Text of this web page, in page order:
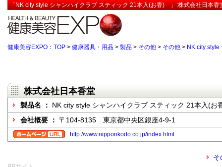
「NK city style シャンハイクラブ スティック 21本入(お香) 」:株式会社日本香
健康美容EXPO：TOP > 健康器具・用品 > 製品 > その他 > その他 > NK city
株式会社日本香堂
製品名 ： NK city style シャンハイクラブ スティック 21本入(
会社概要 ： 〒104-8135 東京都中央区銀座4-9-1
http://www.nipponkodo.co.jp/index.html
そ